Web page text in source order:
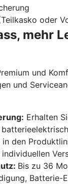
oder
mehr
und
und
Erhalten
den
Bis zu 36
Batterie-